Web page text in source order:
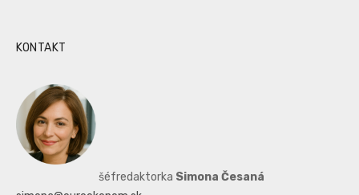
KONTAKT
šéfredaktorka Simona Česaná